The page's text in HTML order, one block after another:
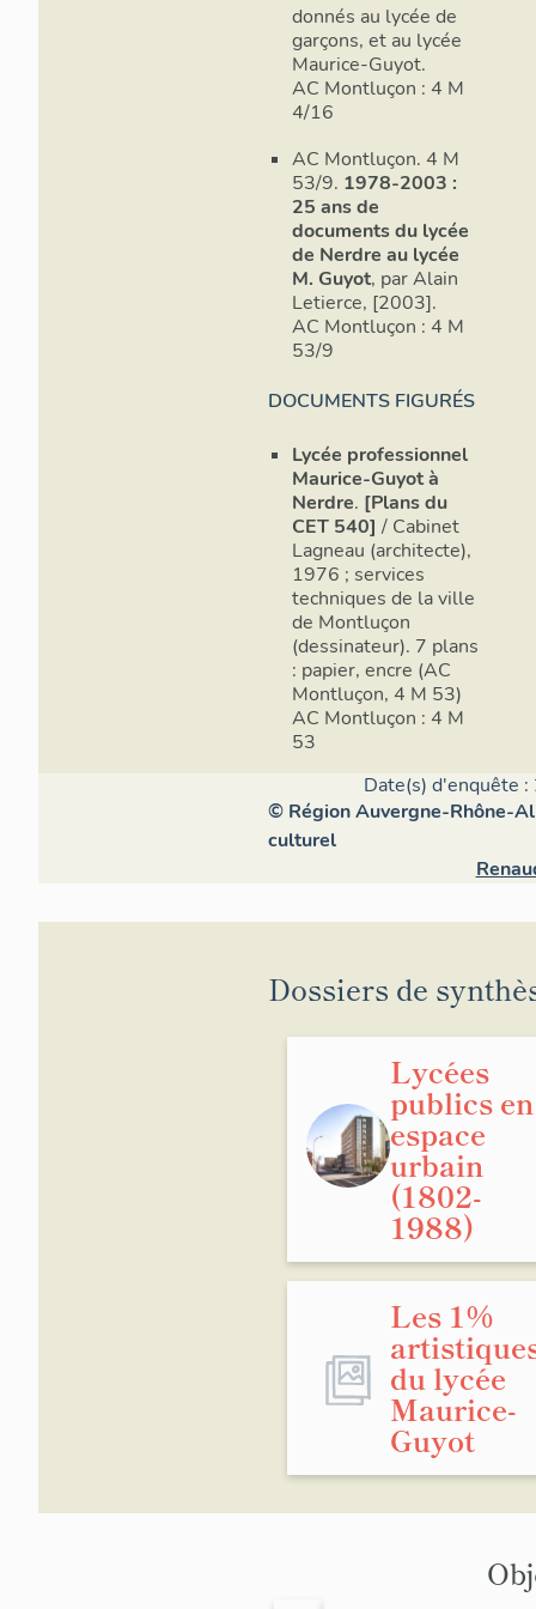
donnés au lycée de
garçons, et au lycée
Maurice-Guyot.
AC Montluçon : 4 M
4/16
AC Montluçon. 4 M
53/9. 1978-2003 :
25 ans de
documents du lycée
de Nerdre au lycée
M. Guyot, par Alain
Letierce, [2003].
AC Montluçon : 4 M
53/9
DOCUMENTS FIGURÉS
Lycée professionnel
Maurice-Guyot à
Nerdre. [Plans du
CET 540] / Cabinet
Lagneau (architecte),
1976 ; services
techniques de la ville
de Montluçon
(dessinateur). 7 plans
: papier, encre (AC
Montluçon, 4 M 53)
AC Montluçon : 4 M
53
Date(s) d'enquête
© Région Auvergne-Rhône-
culturel
Dossiers de
Lycées
publics en
espace
urbain
(1802-
1988)
Les 1%
du lycée
Maurice-
Guyot